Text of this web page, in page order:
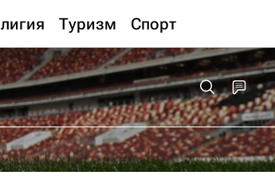
Туризм Спорт